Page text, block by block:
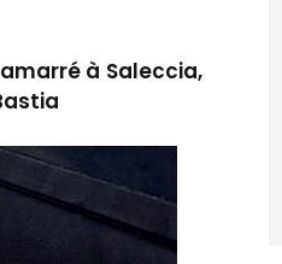
à Saleccia,